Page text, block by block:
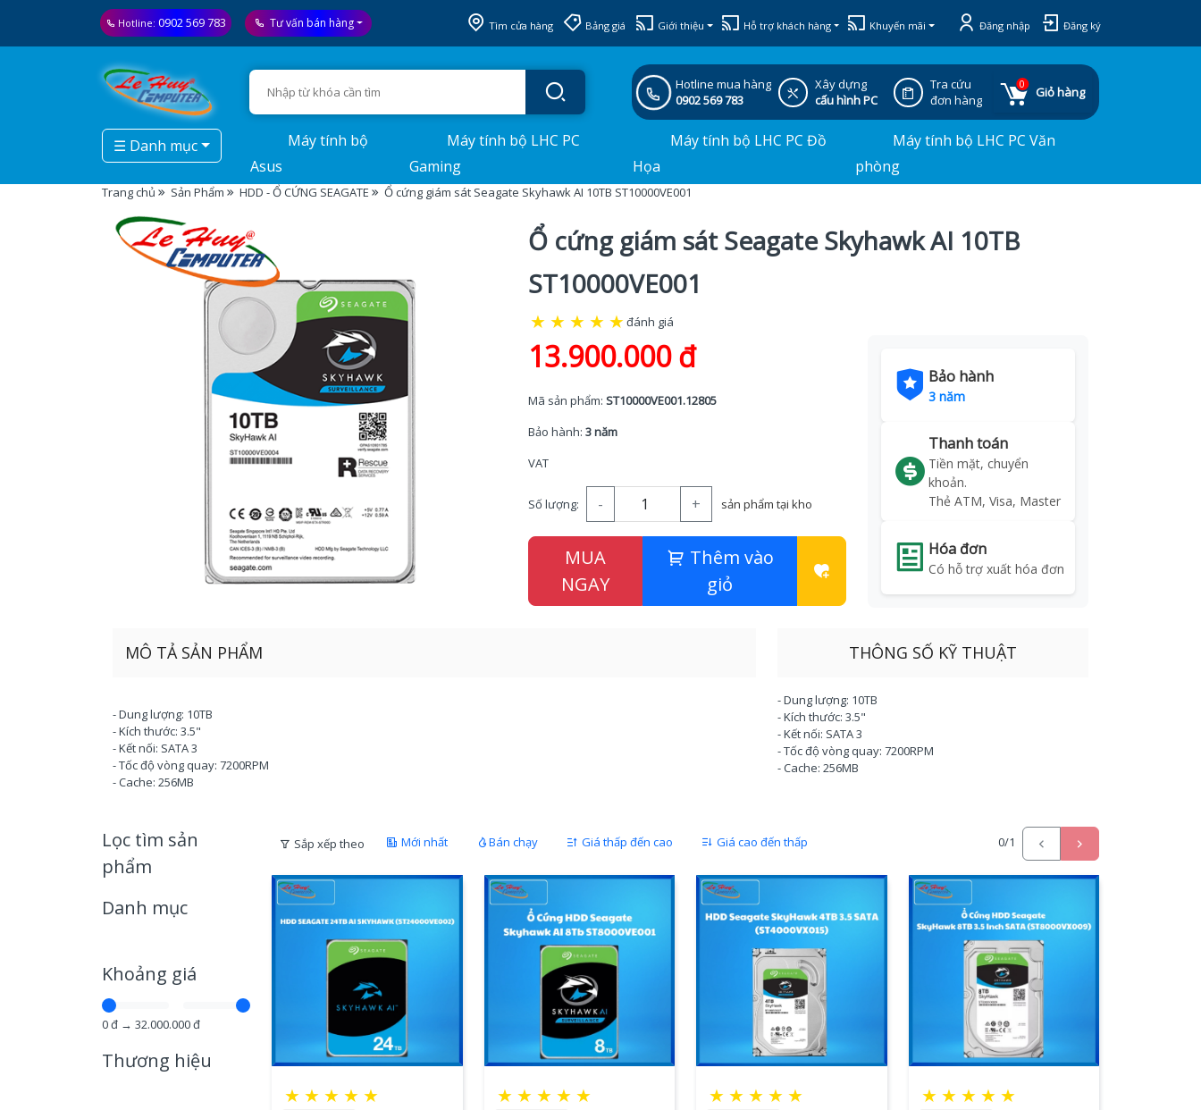
Hotline: 0902 569 783 Tư vấn bán hàng Tìm cửa hàng Bảng giá Giới thiệu Hỗ trợ khách hàng Khuyến mãi Đăng nhập Đăng ký
Hotline mua hàng
0902 569 783
Xây dựng
cấu hình PC
Tra cứu
đơn hàng
0
Giỏ hàng
☰ Danh mục
Máy tính bộ
Asus
Máy tính bộ LHC PC
Gaming
Máy tính bộ LHC PC Đồ
Họa
Máy tính bộ LHC PC Văn
phòng
Trang chủ Sản Phẩm HDD - Ổ CỨNG SEAGATE Ổ cứng giám sát Seagate Skyhawk AI 10TB ST10000VE001
Ổ cứng giám sát Seagate Skyhawk AI 10TB
ST10000VE001
★ ★ ★ ★ ★đánh giá
13.900.000 đ
Mã sản phẩm: ST10000VE001.12805
Bảo hành: 3 năm
VAT
Số lượng: - + sản phẩm tại kho
MUA
NGAY
Thêm vào
giỏ
Bảo hành
3 năm
Thanh toán
Tiền mặt, chuyển
khoản.
Thẻ ATM, Visa, Master
Hóa đơn
Có hỗ trợ xuất hóa đơn
MÔ TẢ SẢN PHẨM
- Dung lượng: 10TB
- Kích thước: 3.5"
- Kết nối: SATA 3
- Tốc độ vòng quay: 7200RPM
- Cache: 256MB
THÔNG SỐ KỸ THUẬT
- Dung lượng: 10TB
- Kích thước: 3.5"
- Kết nối: SATA 3
- Tốc độ vòng quay: 7200RPM
- Cache: 256MB
Lọc tìm sản
phẩm
Danh mục
Khoảng giá
0đ → 32.000.000đ
Thương hiệu
Sắp xếp theo Mới nhất Bán chạy Giá thấp đến cao Giá cao đến thấp 0/1
★ ★ ★ ★ ★ ★ ★ ★ ★ ★ ★ ★ ★ ★ ★ ★ ★ ★ ★ ★